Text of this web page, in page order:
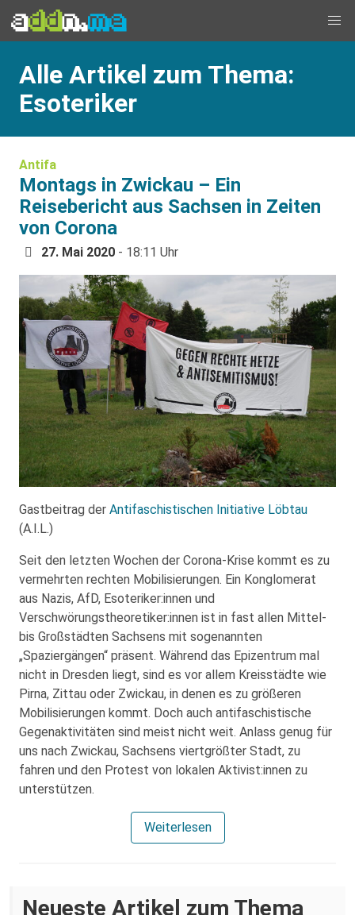
Alle Artikel zum Thema:
Esoteriker
Antifa
Montags in Zwickau – Ein
Reisebericht aus Sachsen in Zeiten
von Corona
27. Mai 2020 - 18:11 Uhr
Gastbeitrag der Antifaschistischen Initiative Löbtau
(A.I.L.)
Seit den letzten Wochen der Corona-Krise kommt es zu
vermehrten rechten Mobilisierungen. Ein Konglomerat
aus Nazis, AfD, Esoteriker:innen und
Verschwörungstheoretiker:innen ist in fast allen Mittel-
bis Großstädten Sachsens mit sogenannten
„Spaziergängen“ präsent. Während das Epizentrum mal
nicht in Dresden liegt, sind es vor allem Kreisstädte wie
Pirna, Zittau oder Zwickau, in denen es zu größeren
Mobilisierungen kommt. Doch auch antifaschistische
Gegenaktivitäten sind meist nicht weit. Anlass genug für
uns nach Zwickau, Sachsens viertgrößter Stadt, zu
fahren und den Protest von lokalen Aktivist:innen zu
unterstützen.
Weiterlesen
Neueste Artikel zum Thema